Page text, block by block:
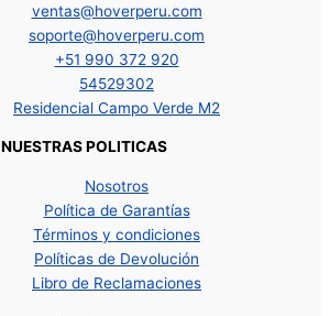
ventas@hoverperu.com
soporte@hoverperu.com
+51 990 372 920
54529302
Residencial Campo Verde M2
NUESTRAS POLITICAS
Nosotros
Política de Garantías
Términos y condiciones
Políticas de Devolución
Libro de Reclamaciones